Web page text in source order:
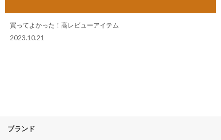
買ってよかった！高レビューアイテム
2023.10.21
ブランド